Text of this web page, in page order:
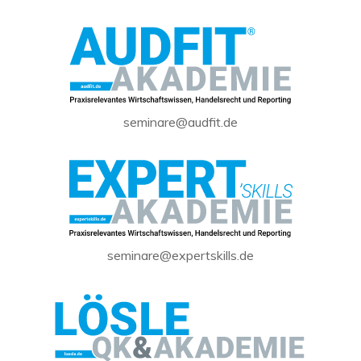
seminare@audfit.de
seminare@expertskills.de